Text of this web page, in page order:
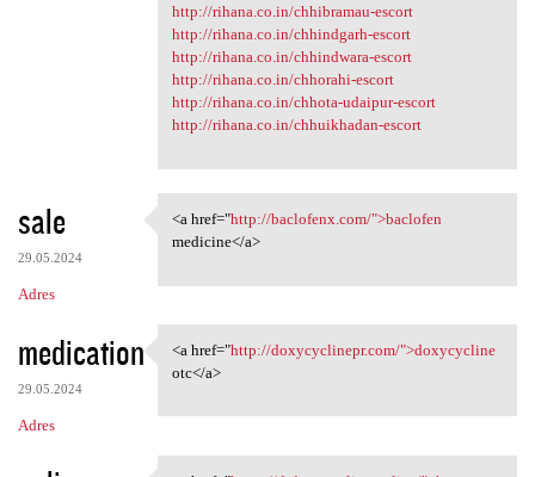
http://rihana.co.in/chhibramau-escort
http://rihana.co.in/chhindgarh-escort
http://rihana.co.in/chhindwara-escort
http://rihana.co.in/chhorahi-escort
http://rihana.co.in/chhota-udaipur-escort
http://rihana.co.in/chhuikhadan-escort
sale
29.05.2024
Adres
<a href="http://baclofenx.com
<a href="http://baclofenx.com/">baclofen
medicine</a>
medication
29.05.2024
Adres
<a href="http://doxycyclinepr
<a href="http://doxycyclinepr.com/">doxycycline
otc</a>